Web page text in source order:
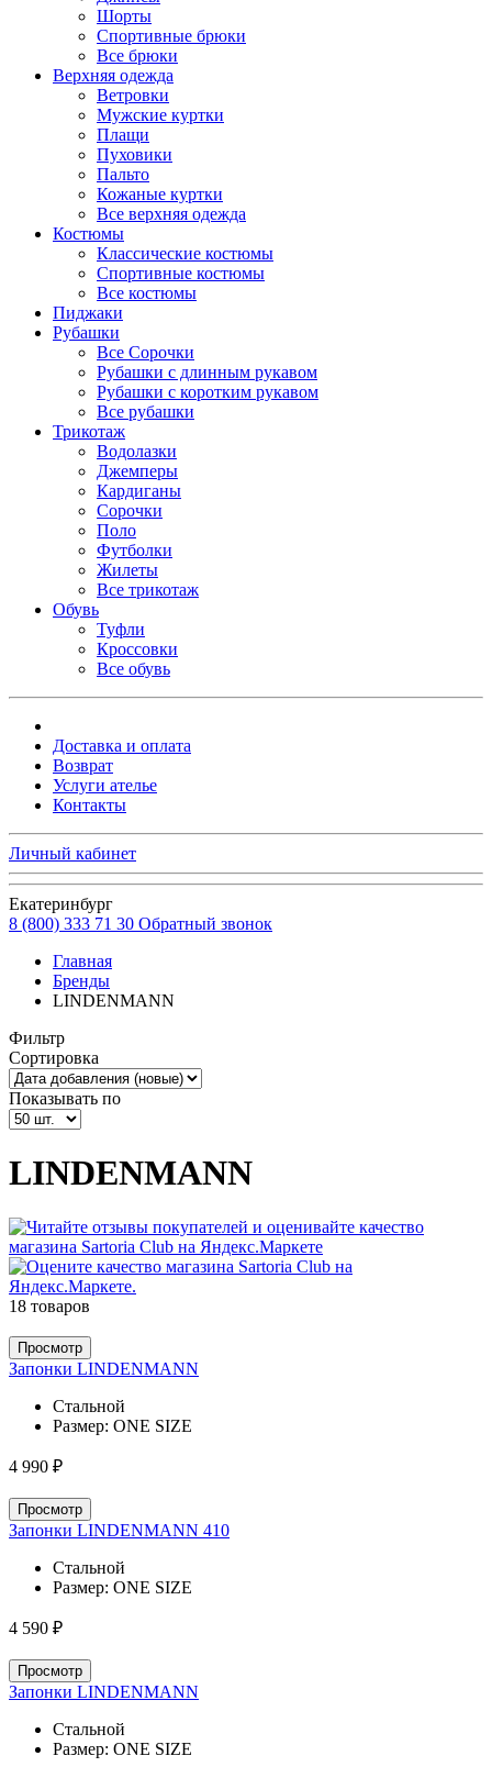
Шорты
Спортивные брюки
Все брюки
Верхняя одежда
Ветровки
Мужские куртки
Плащи
Пуховики
Пальто
Кожаные куртки
Все верхняя одежда
Костюмы
Классические костюмы
Спортивные костюмы
Все костюмы
Пиджаки
Рубашки
Все Сорочки
Рубашки с длинным рукавом
Рубашки с коротким рукавом
Все рубашки
Трикотаж
Водолазки
Джемперы
Кардиганы
Сорочки
Поло
Футболки
Жилеты
Все трикотаж
Обувь
Туфли
Кроссовки
Все обувь
Доставка и оплата
Возврат
Услуги ателье
Контакты
Личный кабинет
Екатеринбург
8 (800) 333 71 30 Обратный звонок
Главная
Бренды
LINDENMANN
Фильтр
Сортировка
Показывать по
LINDENMANN
18 товаров
Просмотр
Запонки LINDENMANN
Стальной
Размер: ONE SIZE
4 990 ₽
Просмотр
Запонки LINDENMANN 410
Стальной
Размер: ONE SIZE
4 590 ₽
Просмотр
Запонки LINDENMANN
Стальной
Размер: ONE SIZE